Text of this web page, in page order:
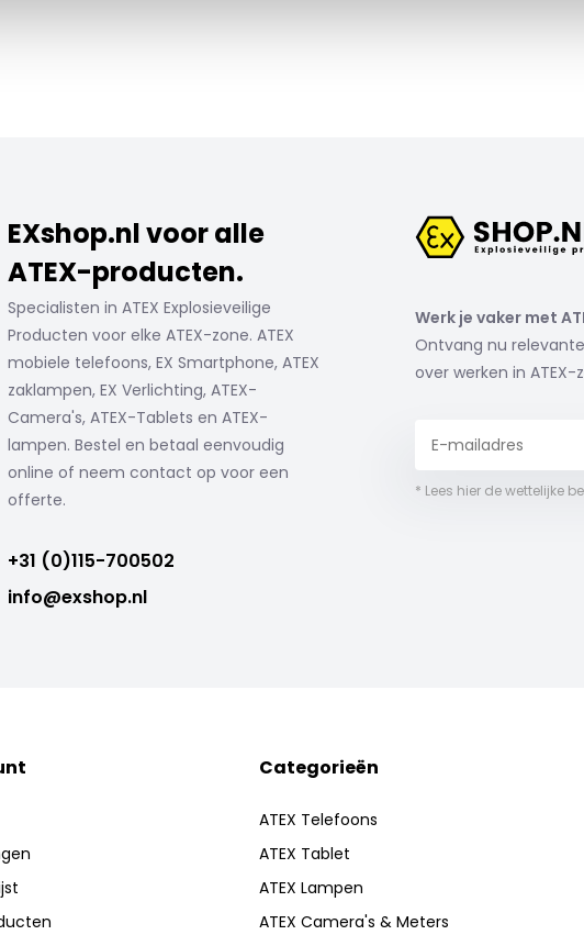
EXshop.nl voor alle
ATEX-producten.
Specialisten in ATEX Explosieveilige
Producten voor elke ATEX-zone. ATEX
mobiele telefoons, EX Smartphone, ATEX
zaklampen, EX Verlichting, ATEX-
Camera's, ATEX-Tablets en ATEX-
lampen. Bestel en betaal eenvoudig
online of neem contact op voor een
offerte.
+31 (0)115-700502
info@exshop.nl
Werk je vaker met
Ontvang nu
over werken in ATEX-
* Lees hier de wettelijke
Categorieën
ATEX Telefoons
ATEX Tablet
ATEX Lampen
ATEX Camera's & Meters